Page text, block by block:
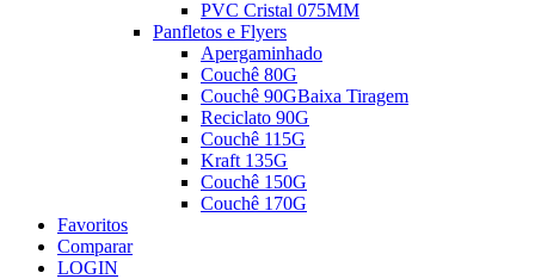
PVC Cristal 075MM
Panfletos e Flyers
Apergaminhado
Couchê 80G
Couchê 90GBaixa Tiragem
Reciclato 90G
Couchê 115G
Kraft 135G
Couchê 150G
Couchê 170G
Favoritos
Comparar
LOGIN